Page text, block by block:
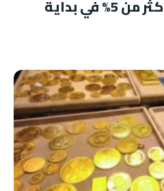
تراجع أسعار النفط بأكثر من 5% في بداية